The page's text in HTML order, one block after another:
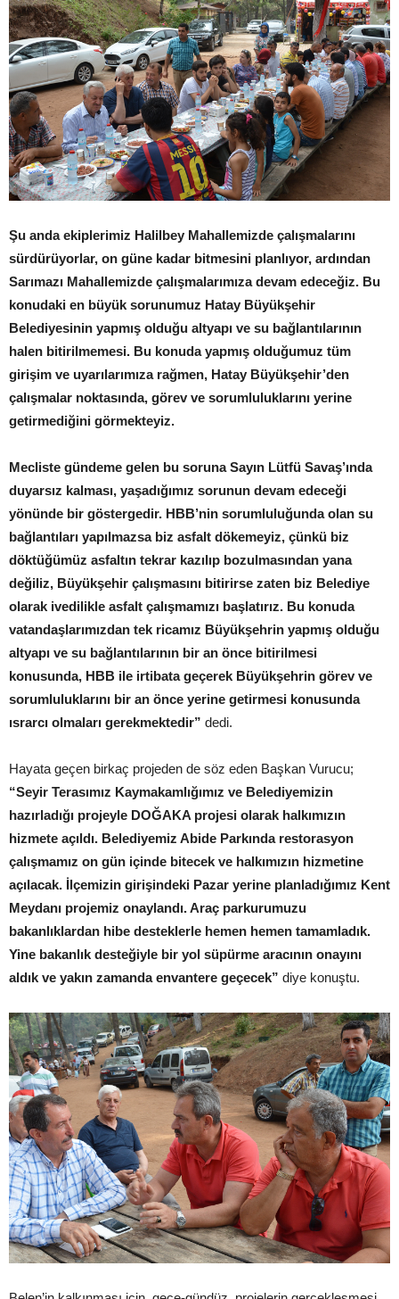
Şu anda ekiplerimiz Halilbey Mahallemizde çalışmalarını
sürdürüyorlar, on güne kadar bitmesini planlıyor, ardından
Sarımazı Mahallemizde çalışmalarımıza devam edeceğiz. Bu
konudaki en büyük sorunumuz Hatay Büyükşehir
Belediyesinin yapmış olduğu altyapı ve su bağlantılarının
halen bitirilmemesi. Bu konuda yapmış olduğumuz tüm
girişim ve uyarılarımıza rağmen, Hatay Büyükşehir’den
çalışmalar noktasında, görev ve sorumluluklarını yerine
getirmediğini görmekteyiz.
Mecliste gündeme gelen bu soruna Sayın Lütfü Savaş’ında
duyarsız kalması, yaşadığımız sorunun devam edeceği
yönünde bir göstergedir. HBB’nin sorumluluğunda olan su
bağlantıları yapılmazsa biz asfalt dökemeyiz, çünkü biz
döktüğümüz asfaltın tekrar kazılıp bozulmasından yana
değiliz, Büyükşehir çalışmasını bitirirse zaten biz Belediye
olarak ivedilikle asfalt çalışmamızı başlatırız. Bu konuda
vatandaşlarımızdan tek ricamız Büyükşehrin yapmış olduğu
altyapı ve su bağlantılarının bir an önce bitirilmesi
konusunda, HBB ile irtibata geçerek Büyükşehrin görev ve
sorumluluklarını bir an önce yerine getirmesi konusunda
ısrarcı olmaları gerekmektedir” dedi.
Hayata geçen birkaç projeden de söz eden Başkan Vurucu;
“Seyir Terasımız Kaymakamlığımız ve Belediyemizin
hazırladığı projeyle DOĞAKA projesi olarak halkımızın
hizmete açıldı. Belediyemiz Abide Parkında restorasyon
çalışmamız on gün içinde bitecek ve halkımızın hizmetine
açılacak. İlçemizin girişindeki Pazar yerine planladığımız Kent
Meydanı projemiz onaylandı. Araç parkurumuzu
bakanlıklardan hibe desteklerle hemen hemen tamamladık.
Yine bakanlık desteğiyle bir yol süpürme aracının onayını
aldık ve yakın zamanda envantere geçecek” diye konuştu.